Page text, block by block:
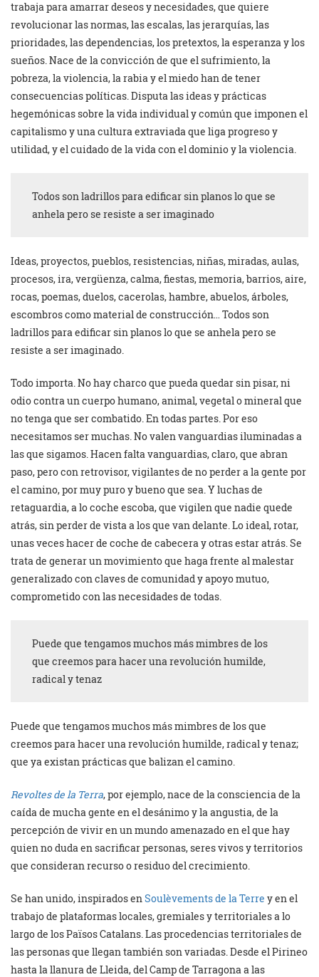
trabaja para amarrar deseos y necesidades, que quiere
revolucionar las normas, las escalas, las jerarquías, las
prioridades, las dependencias, los pretextos, la esperanza y los
sueños. Nace de la convicción de que el sufrimiento, la
pobreza, la violencia, la rabia y el miedo han de tener
consecuencias políticas. Disputa las ideas y prácticas
hegemónicas sobre la vida individual y común que imponen el
capitalismo y una cultura extraviada que liga progreso y
utilidad, y el cuidado de la vida con el dominio y la violencia.
Todos son ladrillos para edificar sin planos lo que se
anhela pero se resiste a ser imaginado
Ideas, proyectos, pueblos, resistencias, niñas, miradas, aulas,
procesos, ira, vergüenza, calma, fiestas, memoria, barrios, aire,
rocas, poemas, duelos, cacerolas, hambre, abuelos, árboles,
escombros como material de construcción… Todos son
ladrillos para edificar sin planos lo que se anhela pero se
resiste a ser imaginado.
Todo importa. No hay charco que pueda quedar sin pisar, ni
odio contra un cuerpo humano, animal, vegetal o mineral que
no tenga que ser combatido. En todas partes. Por eso
necesitamos ser muchas. No valen vanguardias iluminadas a
las que sigamos. Hacen falta vanguardias, claro, que abran
paso, pero con retrovisor, vigilantes de no perder a la gente por
el camino, por muy puro y bueno que sea. Y luchas de
retaguardia, a lo coche escoba, que vigilen que nadie quede
atrás, sin perder de vista a los que van delante. Lo ideal, rotar,
unas veces hacer de coche de cabecera y otras estar atrás. Se
trata de generar un movimiento que haga frente al malestar
generalizado con claves de comunidad y apoyo mutuo,
comprometido con las necesidades de todas.
Puede que tengamos muchos más mimbres de los
que creemos para hacer una revolución humilde,
radical y tenaz
Puede que tengamos muchos más mimbres de los que
creemos para hacer una revolución humilde, radical y tenaz;
que ya existan prácticas que balizan el camino.
Revoltes de la Terra, por ejemplo, nace de la consciencia de la
caída de mucha gente en el desánimo y la angustia, de la
percepción de vivir en un mundo amenazado en el que hay
quien no duda en sacrificar personas, seres vivos y territorios
que consideran recurso o residuo del crecimiento.
Se han unido, inspirados en Soulèvements de la Terre y en el
trabajo de plataformas locales, gremiales y territoriales a lo
largo de los Països Catalans. Las procedencias territoriales de
las personas que llegan también son variadas. Desde el Pirineo
hasta la llanura de Lleida, del Camp de Tarragona a las